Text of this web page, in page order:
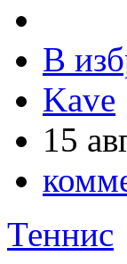
В
Kave
15
Теннис